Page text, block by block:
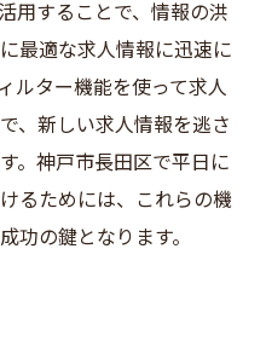
用することで、情報の洪
最適な求人情報に迅速に
ルター機能を使って求人
、新しい求人情報を逃さ
。神戸市長田区で平日に
るためには、これらの機
功の鍵となります。